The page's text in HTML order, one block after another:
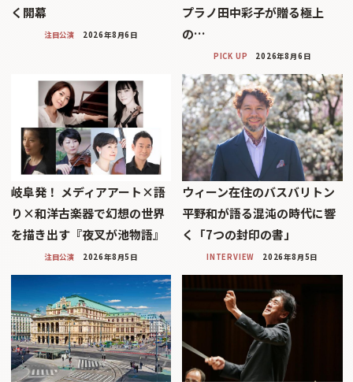
く開幕
注目公演 2026年8月6日
プラノ田中彩子が贈る極上
の…
PICK UP 2026年8月6日
岐阜発！ メディアアート×語
り×和洋古楽器で幻想の世界
を描き出す『夜叉が池物語』
注目公演 2026年8月5日
ウィーン在住のバスバリトン
平野和が語る混沌の時代に響
く「7つの封印の書」
INTERVIEW 2026年8月5日